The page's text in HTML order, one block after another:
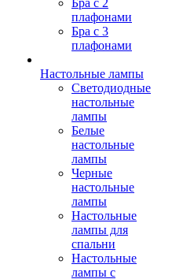
Бра с 2
плафонами
Бра с 3
плафонами
Настольные лампы
Светодиодные
настольные
лампы
Белые
настольные
лампы
Черные
настольные
лампы
Настольные
лампы для
спальни
Настольные
лампы с